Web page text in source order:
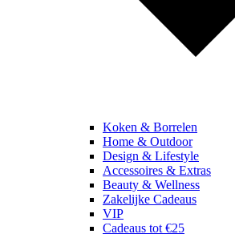
Koken & Borrelen
Home & Outdoor
Design & Lifestyle
Accessoires & Extras
Beauty & Wellness
Zakelijke Cadeaus
VIP
Cadeaus tot €25